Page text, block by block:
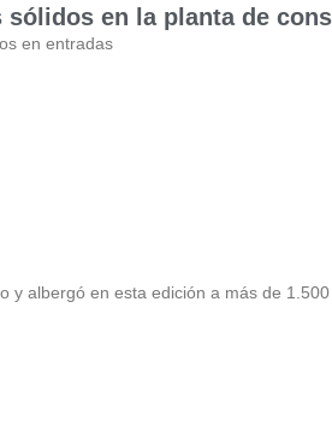
en la planta de
en entradas
y albergó en esta edición a más de